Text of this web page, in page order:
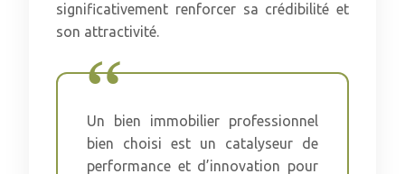
significativement renforcer sa crédibilité et
son attractivité.
Un bien immobilier professionnel
bien choisi est un catalyseur de
performance et d’innovation pour